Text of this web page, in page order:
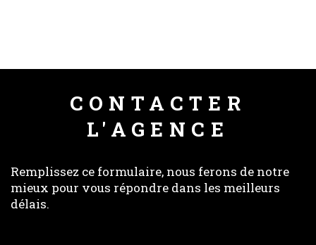
CONTACTER
L'AGENCE
Remplissez ce formulaire, nous ferons de notre
mieux pour vous répondre dans les meilleurs
délais.